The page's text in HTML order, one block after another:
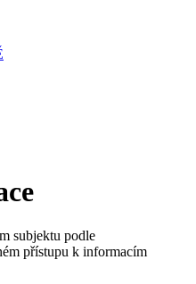
subjektu podle
přístupu k informacím